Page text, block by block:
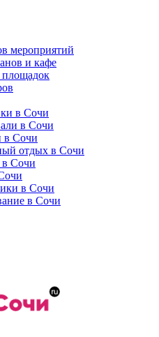
мероприятий
и кафе
площадок
в Сочи
в Сочи
в Сочи
отдых в Сочи
в Сочи
в Сочи
в Сочи